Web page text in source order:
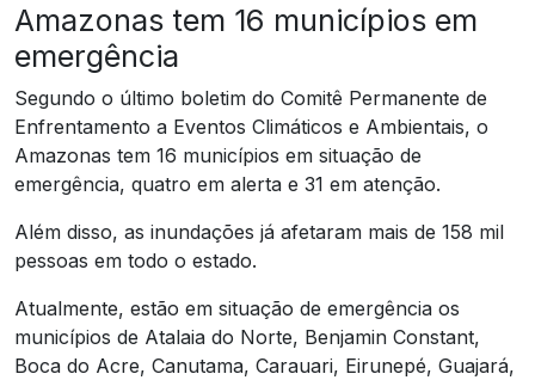
Amazonas tem 16 municípios em
emergência
Segundo o último boletim do Comitê Permanente de
Enfrentamento a Eventos Climáticos e Ambientais, o
Amazonas tem 16 municípios em situação de
emergência, quatro em alerta e 31 em atenção.
Além disso, as inundações já afetaram mais de 158 mil
pessoas em todo o estado.
Atualmente, estão em situação de emergência os
municípios de Atalaia do Norte, Benjamin Constant,
Boca do Acre, Canutama, Carauari, Eirunepé, Guajará,